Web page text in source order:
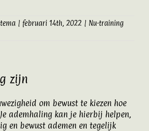
| februari 14th, 2022 | Nu-training
zijn
om bewust te kiezen hoe
ademhaling kan je hierbij helpen,
en bewust ademen en tegelijk